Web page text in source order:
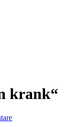
krank“